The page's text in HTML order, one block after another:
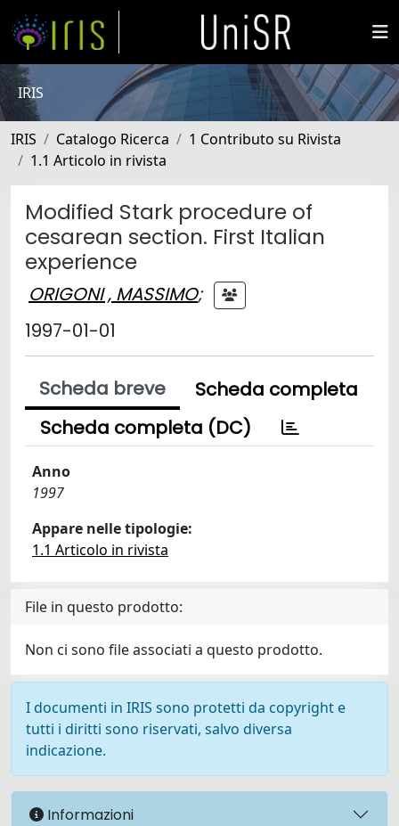
IRIS
IRIS Catalogo Ricerca
1 Contributo su Rivista
1.1 Articolo in rivista
Modified Stark procedure of
cesarean section. First Italian
experience
ORIGONI , MASSIMO;
1997-01-01
Scheda breve
Scheda completa
Scheda completa (DC)
Anno
1997
Appare nelle tipologie:
1.1 Articolo in rivista
File in questo prodotto:
Non ci sono file associati a questo prodotto.
I documenti in IRIS sono protetti da copyright e
tutti i diritti sono riservati, salvo diversa
indicazione.
Informazioni